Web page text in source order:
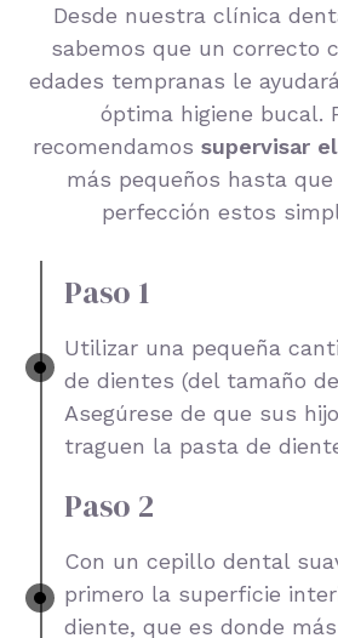
Desde nuestra clínica
sabemos que un correcto
edades tempranas le
óptima higiene bucal.
recomendamos supervisar
más pequeños hasta
perfección estos
Paso 1
Utilizar una pequeña
de dientes (del tamaño
Asegúrese de que sus
traguen la pasta de
Paso 2
Con un cepillo dental
primero la superficie
diente, que es donde